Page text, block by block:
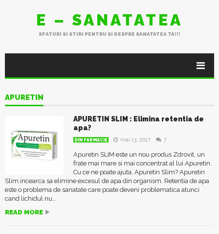
E – SANATATEA
SFATURI SI STIRI PENTRU SI DESPRE SANATATEA TA!!!
APURETIN
APURETIN SLIM : Elimina retentia de
apa?
DIN FARMACIE mai 13, 2017 7
Apuretin SLIM este un nou produs Zdrovit, un
frate mai mare si mai concentrat al lui Apuretin.
Cu ce ne poate ajuta, Apuretin Slim? Apuretin
Slim incearca sa elimine excesul de apa din organism. Retentia de apa
este o problema de sanatate care poate deveni problematica atunci
cand lichidul nu...
READ MORE